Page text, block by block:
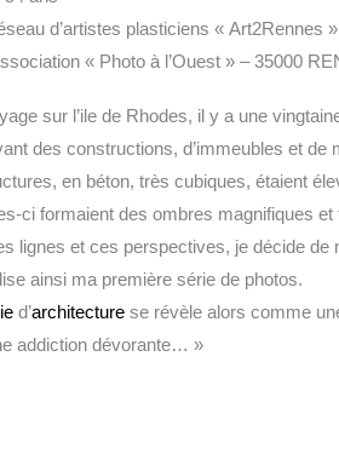
d’artistes plasticiens « Art2Rennes
« Photo à l’Ouest » – 35000
sur l’ile de Rhodes, il y a une
des constructions, d’immeubles et de
en béton, très cubiques, étaient
ci formaient des ombres magnifiques et
lignes et ces perspectives, je décide de
ainsi ma première série de photos.
d’architecture se révèle alors comme
addiction dévorante… »